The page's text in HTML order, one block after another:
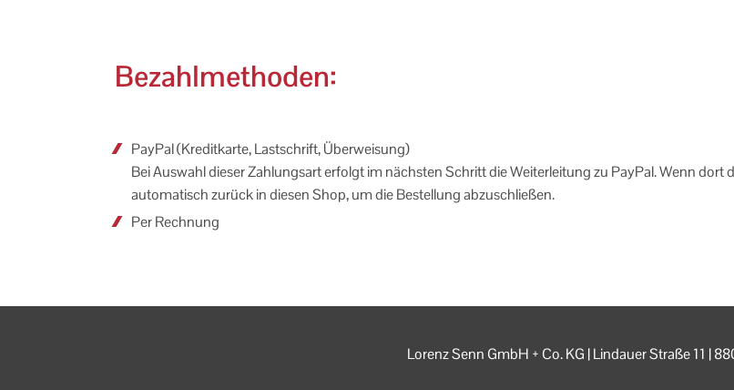
Bezahlmethoden:
PayPal (Kreditkarte, Lastschrift, Überweisung)
Bei Auswahl dieser Zahlungsart erfolgt im nächsten Schritt die Weiterleitung zu PayPal. Wenn
automatisch zurück in diesen Shop, um die Bestellung abzuschließen.
Per Rechnung
Lorenz Senn GmbH + Co. KG | Lindauer Straße 11 |